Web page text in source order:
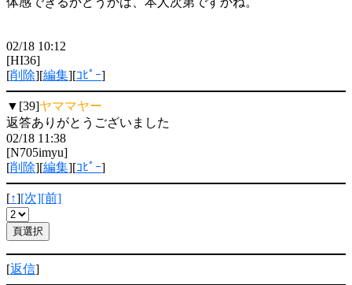
02/18 10:12
[HI36]
[削除][編集][ｺﾋﾟｰ]
▼[39]ヤママヤー
返答ありがとうございました
02/18 11:38
[N705imyu]
[削除][編集][ｺﾋﾟｰ]
[↑][次][前]
[返信]